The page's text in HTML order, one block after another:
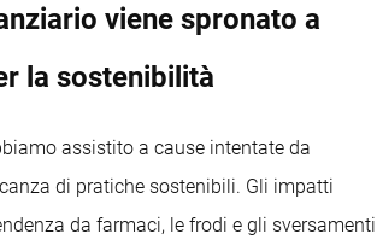
viene spronato a
la sostenibilità
assistito a cause intentate da
di pratiche sostenibili. Gli impatti
da farmaci, le frodi e gli sversamenti